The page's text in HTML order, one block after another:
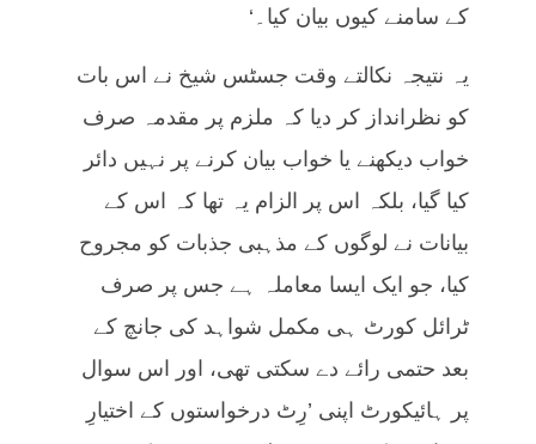
کے سامنے کیوں بیان کیا۔‘
یہ نتیجہ نکالتے وقت جسٹس شیخ نے اس بات
کو نظرانداز کر دیا کہ ملزم پر مقدمہ صرف
خواب دیکھنے یا خواب بیان کرنے پر نہیں دائر
کیا گیا، بلکہ اس پر الزام یہ تھا کہ اس کے
بیانات نے لوگوں کے مذہبی جذبات کو مجروح
کیا، جو ایک ایسا معاملہ ہے جس پر صرف
ٹرائل کورٹ ہی مکمل شواہد کی جانچ کے
بعد حتمی رائے دے سکتی تھی، اور اس سوال
پر ہائیکورٹ اپنی ’رِٹ درخواستوں کے اختیارِ